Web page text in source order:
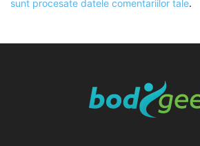
sunt procesate datele comentariilor tale.